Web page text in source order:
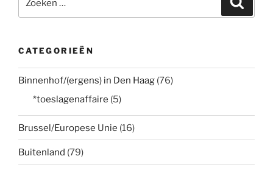
naar:
CATEGORIEËN
Binnenhof/(ergens) in Den Haag (76)
*toeslagenaffaire (5)
Brussel/Europese Unie (16)
Buitenland (79)